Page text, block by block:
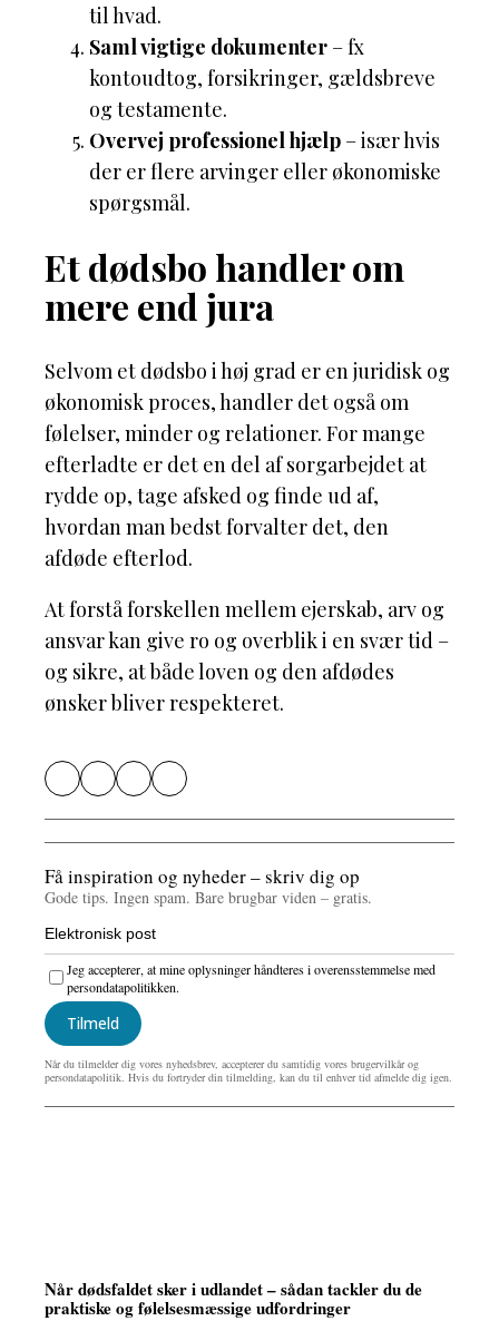
til hvad.
Saml vigtige dokumenter – fx
kontoudtog, forsikringer, gældsbreve
og testamente.
Overvej professionel hjælp – især hvis
der er flere arvinger eller økonomiske
spørgsmål.
Et dødsbo handler om
mere end jura
Selvom et dødsbo i høj grad er en juridisk og
økonomisk proces, handler det også om
følelser, minder og relationer. For mange
efterladte er det en del af sorgarbejdet at
rydde op, tage afsked og finde ud af,
hvordan man bedst forvalter det, den
afdøde efterlod.
At forstå forskellen mellem ejerskab, arv og
ansvar kan give ro og overblik i en svær tid –
og sikre, at både loven og den afdødes
ønsker bliver respekteret.
Når dødsfaldet sker i udlandet – sådan tackler du de
praktiske og følelsesmæssige udfordringer
Få inspiration og nyheder – skriv dig op
Gode tips. Ingen spam. Bare brugbar viden – gratis.
Tilmeld
Jeg accepterer, at mine oplysninger håndteres i overensstemmelse med
persondatapolitikken.
Når du tilmelder dig vores nyhedsbrev, accepterer du samtidig vores brugervilkår og
persondatapolitik. Hvis du fortryder din tilmelding, kan du til enhver tid afmelde dig igen.